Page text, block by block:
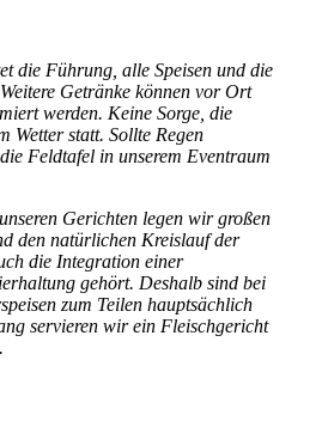
die Führung, alle Speisen und die
Getränke können vor Ort
werden. Keine Sorge, die
Wetter statt. Sollte Regen
Feldtafel in unserem Eventraum
Gerichten legen wir großen
den natürlichen Kreislauf der
die Integration einer
gehört. Deshalb sind bei
zum Teilen hauptsächlich
servieren wir ein Fleischgericht